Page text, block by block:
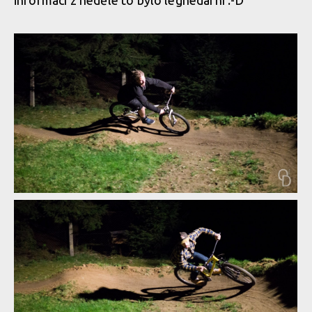
Demo Air Day - dvojitý report od Abby a Ondry Dohnala
Demo Air Day - dvojitý report od Abby a Ondry Dohnala
Demo Air Day - dvojitý report od Abby a Ondry Dohnala
Demo Air Day - dvojitý report od Abby a Ondry Dohnala
Demo Air Day - dvojitý report od Abby a Ondry Dohnala
Demo Air Day - dvojitý report od Abby a Ondry Dohnala
Demo Air Day - dvojitý report od Abby a Ondry Dohnala
Demo Air Day - dvojitý report od Abby a Ondry Dohnala
Demo Air Day - dvojitý report od Abby a Ondry Dohnala
Demo Air Day - dvojitý report od Abby a Ondry Dohnala
Demo Air Day - dvojitý report od Abby a Ondry Dohnala
Demo Air Day - dvojitý report od Abby a Ondry Dohnala